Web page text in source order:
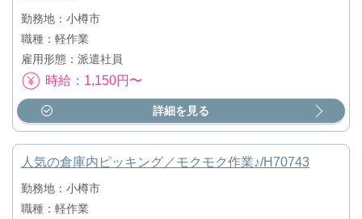
勤務地：小樽市
職種：軽作業
雇用形態：派遣社員
時給：1,150円〜
詳細を見る
人気の倉庫内ピッキング／モクモク作業♪/H70743
勤務地：小樽市
職種：軽作業